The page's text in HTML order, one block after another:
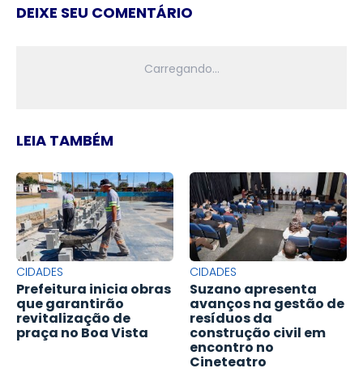
DEIXE SEU COMENTÁRIO
LEIA TAMBÉM
CIDADES
Prefeitura inicia obras
que garantirão
revitalização de
praça no Boa Vista
CIDADES
Suzano apresenta
avanços na gestão de
resíduos da
construção civil em
encontro no
Cineteatro